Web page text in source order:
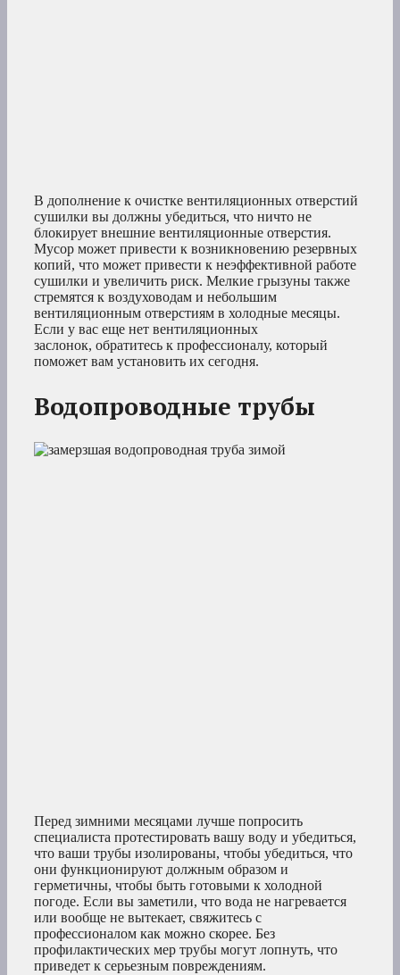
В дополнение к очистке вентиляционных отверстий
сушилки вы должны убедиться, что ничто не
блокирует внешние вентиляционные отверстия.
Мусор может привести к возникновению резервных
копий, что может привести к неэффективной работе
сушилки и увеличить риск. Мелкие грызуны также
стремятся к воздуховодам и небольшим
вентиляционным отверстиям в холодные месяцы.
Если у вас еще нет вентиляционных
заслонок, обратитесь к профессионалу, который
поможет вам установить их сегодня.
Водопроводные трубы
Перед зимними месяцами лучше попросить
специалиста протестировать вашу воду и убедиться,
что ваши трубы изолированы, чтобы убедиться, что
они функционируют должным образом и
герметичны, чтобы быть готовыми к холодной
погоде. Если вы заметили, что вода не нагревается
или вообще не вытекает, свяжитесь с
профессионалом как можно скорее. Без
профилактических мер трубы могут лопнуть, что
приведет к серьезным повреждениям.